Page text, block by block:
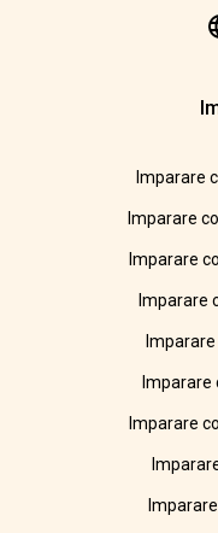
Imparare
Imparare
Imparare
Imparare
Imparare
Imparare